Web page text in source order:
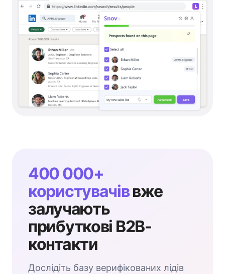
400 000+
користувачіввже
залучають
прибуткові B2B-
контакти
Дослідіть базу верифікованих лідів